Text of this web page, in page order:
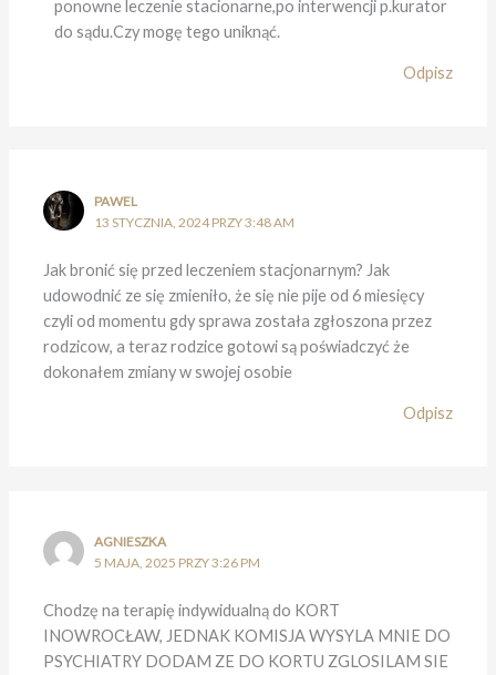
ponowne leczenie stacionarne,po interwencji p.kurator
do sądu.Czy mogę tego uniknąć.
Odpisz
PAWEL
13 STYCZNIA, 2024 PRZY 3:48 AM
Jak bronić się przed leczeniem stacjonarnym? Jak
udowodnić ze się zmieniło, że się nie pije od 6 miesięcy
czyli od momentu gdy sprawa została zgłoszona przez
rodzicow, a teraz rodzice gotowi są poświadczyć że
dokonałem zmiany w swojej osobie
Odpisz
AGNIESZKA
5 MAJA, 2025 PRZY 3:26 PM
Chodzę na terapię indywidualną do KORT
INOWROCŁAW, JEDNAK KOMISJA WYSYLA MNIE DO
PSYCHIATRY DODAM ZE DO KORTU ZGLOSILAM SIE